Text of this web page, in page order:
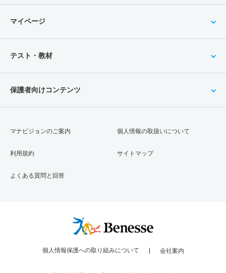
マイページ
テスト・教材
保護者向けコンテンツ
マナビジョンのご案内
利用規約
よくある質問と回答
個人情報の取扱いについて
サイトマップ
個人情報保護への取り組みについて 会社案内